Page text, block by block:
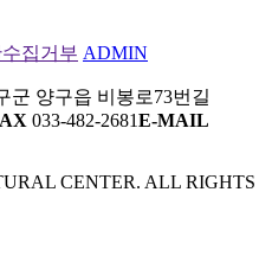
집거부 ADMIN
군 양구읍 비봉로73번길
033-482-2681E-MAIL
CENTER. ALL RIGHTS